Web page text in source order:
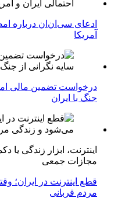
ادعای سی‌ان‌ان درباره
آمریکا
درخواست تضمین مالی
جنگ با ایران
اینترنت، ابزار زندگی
مجازات جمعی
قطع اینترنت در ایران؛
مردم قربانی